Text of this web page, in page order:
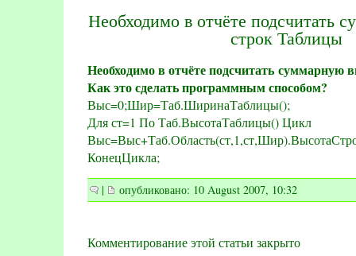
Необходимо в отчёте подсчитать
строк Таблицы
Необходимо в отчёте подсчитать суммарную
Как это сделать программным способом?
Выс=0;Шир=Таб.ШиринаТаблицы();
Для ст=1 По Таб.ВысотаТаблицы() Цикл
КонецЦикла;
| опубликовано: 10 August 2007, 10:32
Комментирование этой статьи закрыто